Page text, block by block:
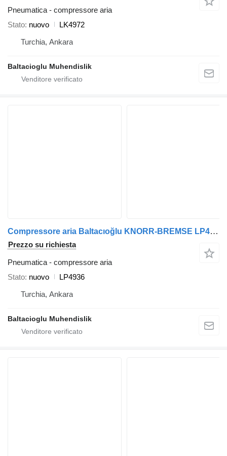
Pneumatica - compressore aria
Stato nuovo
LK4972
Turchia, Ankara
Baltacioglu Muhendislik
Compressore aria Baltacıoğlu KNORR-BREMSE LP4936 per autobus
Prezzo su richiesta
Pneumatica - compressore aria
Stato nuovo
LP4936
Turchia, Ankara
Baltacioglu Muhendislik